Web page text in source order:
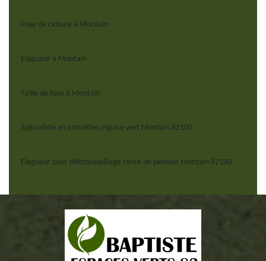
Pose de cloture à Montain
Elagueur à Montain
Taille de haie à Montain
Spécialiste en entretien espace vert Montain 82100
Elagueur pour débroussaillage tonte de pelouse Montain 82100